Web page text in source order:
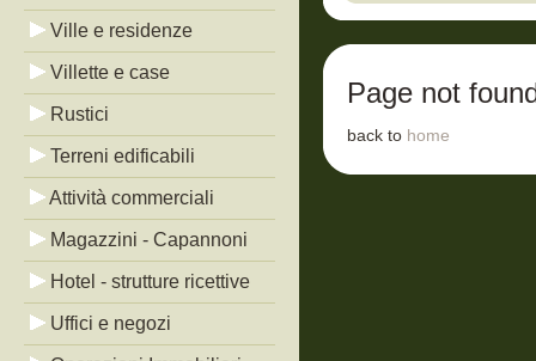
Ville e residenze
Villette e case
Rustici
Terreni edificabili
Attività commerciali
Magazzini - Capannoni
Hotel - strutture ricettive
Uffici e negozi
Page not
back to home